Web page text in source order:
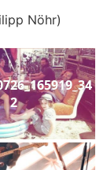
Nöhr)
2